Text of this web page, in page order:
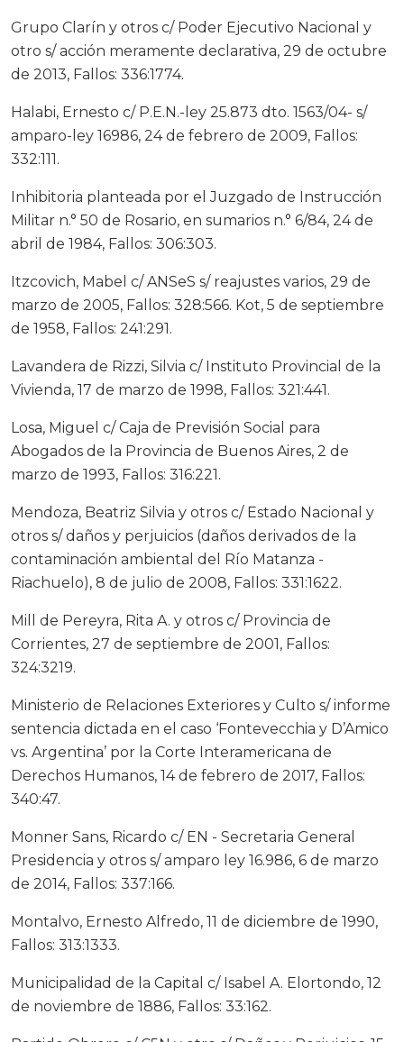
Grupo Clarín y otros c/ Poder Ejecutivo Nacional y
otro s/ acción meramente declarativa, 29 de octubre
de 2013, Fallos: 336:1774.
Halabi, Ernesto c/ P.E.N.-ley 25.873 dto. 1563/04- s/
amparo-ley 16986, 24 de febrero de 2009, Fallos:
332:111.
Inhibitoria planteada por el Juzgado de Instrucción
Militar n.° 50 de Rosario, en sumarios n.° 6/84, 24 de
abril de 1984, Fallos: 306:303.
Itzcovich, Mabel c/ ANSeS s/ reajustes varios, 29 de
marzo de 2005, Fallos: 328:566. Kot, 5 de septiembre
de 1958, Fallos: 241:291.
Lavandera de Rizzi, Silvia c/ Instituto Provincial de la
Vivienda, 17 de marzo de 1998, Fallos: 321:441.
Losa, Miguel c/ Caja de Previsión Social para
Abogados de la Provincia de Buenos Aires, 2 de
marzo de 1993, Fallos: 316:221.
Mendoza, Beatriz Silvia y otros c/ Estado Nacional y
otros s/ daños y perjuicios (daños derivados de la
contaminación ambiental del Río Matanza -
Riachuelo), 8 de julio de 2008, Fallos: 331:1622.
Mill de Pereyra, Rita A. y otros c/ Provincia de
Corrientes, 27 de septiembre de 2001, Fallos:
324:3219.
Ministerio de Relaciones Exteriores y Culto s/ informe
sentencia dictada en el caso ‘Fontevecchia y D’Amico
vs. Argentina’ por la Corte Interamericana de
Derechos Humanos, 14 de febrero de 2017, Fallos:
340:47.
Monner Sans, Ricardo c/ EN - Secretaria General
Presidencia y otros s/ amparo ley 16.986, 6 de marzo
de 2014, Fallos: 337:166.
Montalvo, Ernesto Alfredo, 11 de diciembre de 1990,
Fallos: 313:1333.
Municipalidad de la Capital c/ Isabel A. Elortondo, 12
de noviembre de 1886, Fallos: 33:162.